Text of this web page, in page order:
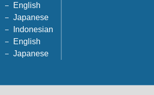
English
Japanese
Indonesian
English
Japanese